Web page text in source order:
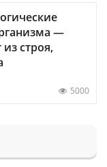
—
строя,
5000